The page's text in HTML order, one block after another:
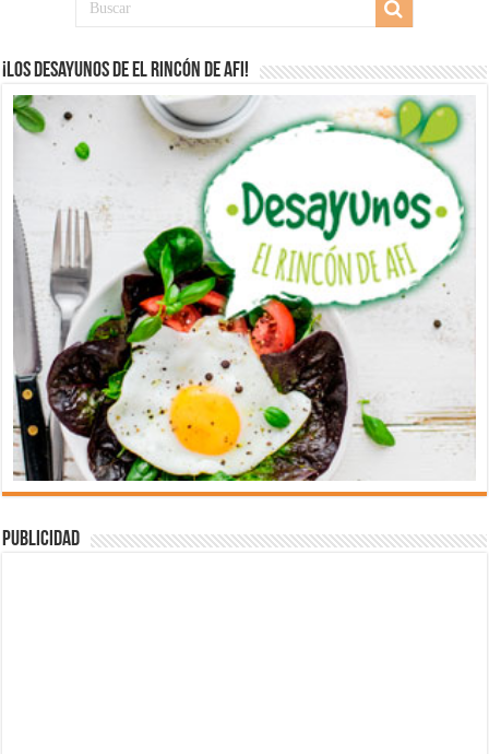
¡Los desayunos de El Rincón de Afi!
Publicidad